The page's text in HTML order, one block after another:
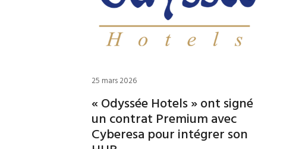
25 mars 2026
« Odyssée Hotels » ont signé
un contrat Premium avec
Cyberesa pour intégrer son